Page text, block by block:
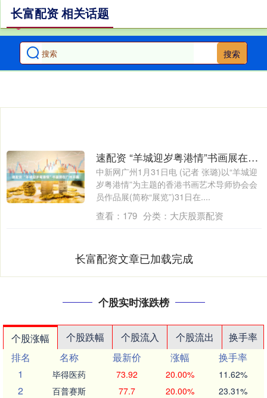
搜索
长富配资 相关话题
速配资 “羊城迎岁粤港情”书画展在广州开幕
中新网广州1月31日电 (记者 张璐)以“羊城迎
岁粤港情”为主题的香港书画艺术导师协会会
员作品展(简称“展览”)31日在....
查看： 179 分类： 大庆股票配资
长富配资文章已加载完成
个股实时涨跌榜
个股涨幅 个股跌幅 个股流入 个股流出
换手率
排名
名称 最新价 涨幅
换手率
1
毕得医药 73.92 20.00% 11.62%
2 百普赛斯 77.7 20.00% 23.31%